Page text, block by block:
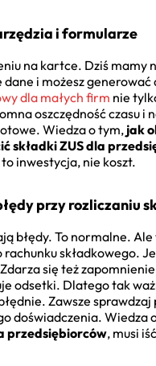
i formularze
na kartce. Dziś mamy
dane i możesz
dla małych firm nie
oszczędność czasu
Wiedza o tym, jak
składki ZUS dla
inwestycja, nie koszt.
przy rozliczaniu
błędy. To normalne.
składkowego.
się też
odsetki. Dlatego tak
Zawsze
doświadczenia. Wiedza
przedsiębiorców, musi